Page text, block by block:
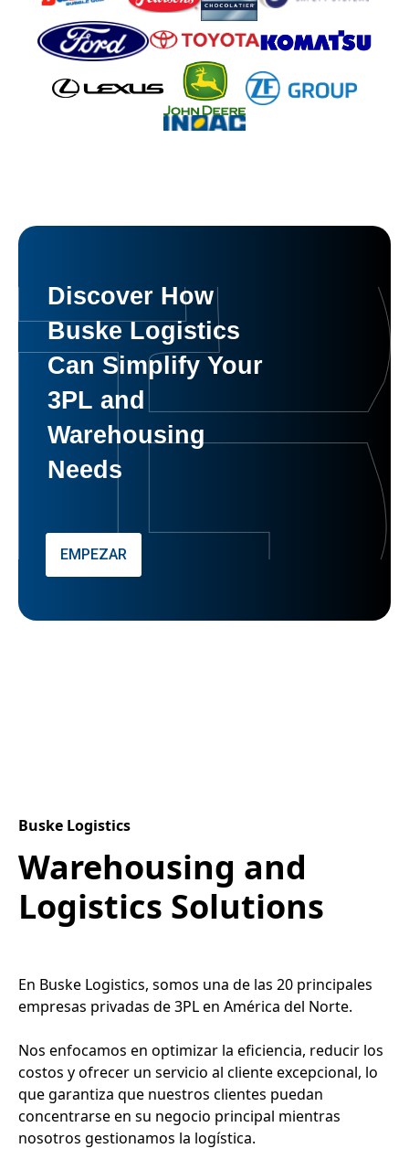
Discover How
Buske Logistics
Can Simplify Your
3PL and
Warehousing
Needs
EMPEZAR
Buske Logistics
Warehousing and
Logistics Solutions
En Buske Logistics, somos una de las 20 principales
empresas privadas de 3PL en América del Norte.
Nos enfocamos en optimizar la eficiencia, reducir los
costos y ofrecer un servicio al cliente excepcional, lo
que garantiza que nuestros clientes puedan
concentrarse en su negocio principal mientras
nosotros gestionamos la logística.